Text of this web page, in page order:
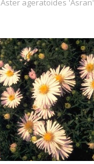
Aster ageratoides 'Asran'